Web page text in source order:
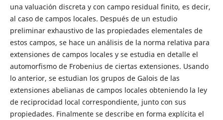
una valuación discreta y con campo residual finito, es decir,
al caso de campos locales. Después de un estudio
preliminar exhaustivo de las propiedades elementales de
estos campos, se hace un análisis de la norma relativa para
extensiones de campos locales y se estudia en detalle el
automorfismo de Frobenius de ciertas extensiones. Usando
lo anterior, se estudian los grupos de Galois de las
extensiones abelianas de campos locales obteniendo la ley
de reciprocidad local correspondiente, junto con sus
propiedades. Finalmente se describe en forma explícita el